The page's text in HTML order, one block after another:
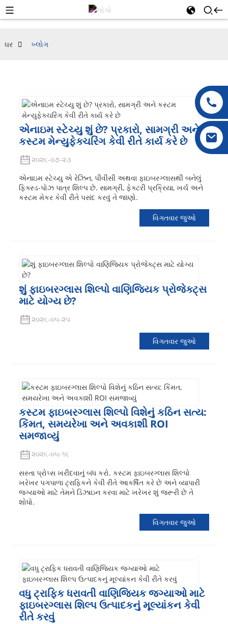
ઘર બ્લોગ
એનાઇમ સ્ટેચ્યુ શું છે? પ્રકારો, સામગ્રી અને
કસ્ટમ મેન્યુફેક્ચરિંગ કેવી રીતે કાર્ય કરે છે
૨૦૨૬-૦૭-૨૩
એનાઇમ સ્ટેચ્યુ એ રેઝિન, પીવીસી અથવા ફાઇબરગ્લાસથી બનેલું
ફિક્સ્ડ-પોઝ પાત્ર શિલ્પ છે. સામગ્રી, ફેક્ટરી પ્રક્રિયા, ખર્ચ અને
કસ્ટમ મેકર કેવી રીતે પસંદ કરવું તે જાણો.
વિગતવાર જુઓ
શું ફાઇબરગ્લાસ શિલ્પો વાણિજ્યિક પ્રોજેક્ટ્સ
માટે યોગ્ય છે?
૨૦૨૬-૦૫-૨૫
વિગતવાર જુઓ
કસ્ટમ ફાઇબરગ્લાસ શિલ્પો વિશેનું કઠિન સત્ય:
કિંમત, સમયરેખા અને અવકાશી ROI
સમજાવ્યું
૨૦૨૬-૦૫-૧૬
સસ્તા પ્રોપ્સ ખરીદવાનું બંધ કરો. કસ્ટમ ફાઇબરગ્લાસ શિલ્પો
ખરેખર પગપાળા ટ્રાફિકને કેવી રીતે આકર્ષિત કરે છે અને વ્યાપારી
જગ્યાઓ માટે તેમને ડિઝાઇન કરવા માટે ખરેખર શું જરૂરી છે તે
શોધો.
વિગતવાર જુઓ
વધુ ટ્રાફિક ધરાવતી વાણિજ્યિક જગ્યાઓ માટે
ફાઇબરગ્લાસ શિલ્પ ઉત્પાદકનું મૂલ્યાંકન કેવી
રીતે કરવું